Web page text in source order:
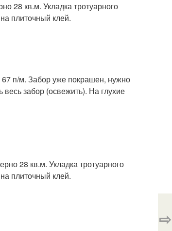
28 кв.м. Укладка тротуарного
плиточный клей.
п/м. Забор уже покрашен, нужно
весь забор (освежить). На глухие
28 кв.м. Укладка тротуарного
плиточный клей.
⇨